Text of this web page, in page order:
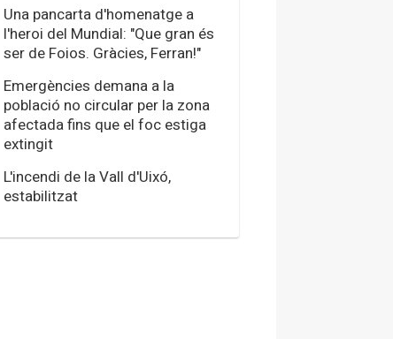
Una pancarta d'homenatge a
l'heroi del Mundial: "Que gran és
ser de Foios. Gràcies, Ferran!"
Emergències demana a la
població no circular per la zona
afectada fins que el foc estiga
extingit
L'incendi de la Vall d'Uixó,
estabilitzat